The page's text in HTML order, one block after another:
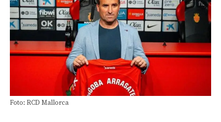
Foto: RCD Mallorca